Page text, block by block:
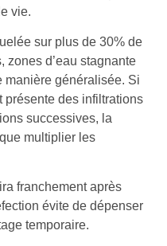
vie.
sur plus de 30% de
zones d’eau stagnante
manière généralisée. Si
présente des infiltrations
successives, la
multiplier les
franchement après
évite de dépenser
temporaire.